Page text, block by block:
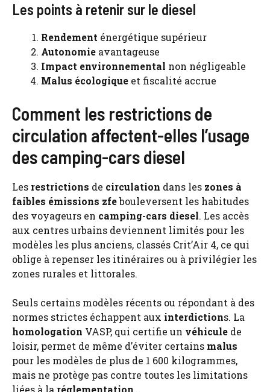
Les points à retenir sur le diesel
Rendement énergétique supérieur
Autonomie avantageuse
Impact environnemental non négligeable
Malus écologique et fiscalité accrue
Comment les restrictions de
circulation affectent-elles l’usage
des camping-cars diesel
Les restrictions de circulation dans les zones à
faibles émissions zfebouleversent les habitudes
des voyageurs en camping-cars diesel. Les accès
aux centres urbains deviennent limités pour les
modèles les plus anciens, classés Crit’Air 4, ce qui
oblige à repenser les itinéraires ou à privilégier les
zones rurales et littorales.
Seuls certains modèles récents ou répondant à des
normes strictes échappent aux interdictions. La
homologation VASP, qui certifie un véhicule de
loisir, permet de même d’éviter certains malus
pour les modèles de plus de 1 600 kilogrammes,
mais ne protège pas contre toutes les limitations
liées à la réglementation.